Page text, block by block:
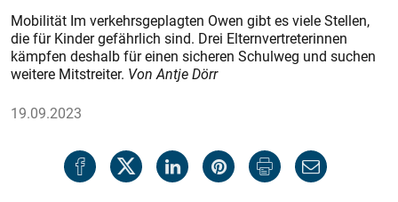
Mobilität Im verkehrsgeplagten Owen gibt es viele Stellen,
die für Kinder gefährlich sind. Drei Elternvertreterinnen
kämpfen deshalb für einen sicheren Schulweg und suchen
weitere Mitstreiter. Von Antje Dörr
19.09.2023